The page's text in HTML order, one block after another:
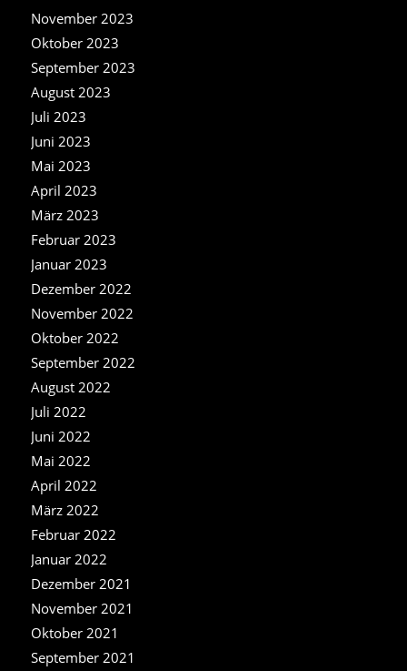
November 2023
Oktober 2023
September 2023
August 2023
Juli 2023
Juni 2023
Mai 2023
April 2023
März 2023
Februar 2023
Januar 2023
Dezember 2022
November 2022
Oktober 2022
September 2022
August 2022
Juli 2022
Juni 2022
Mai 2022
April 2022
März 2022
Februar 2022
Januar 2022
Dezember 2021
November 2021
Oktober 2021
September 2021